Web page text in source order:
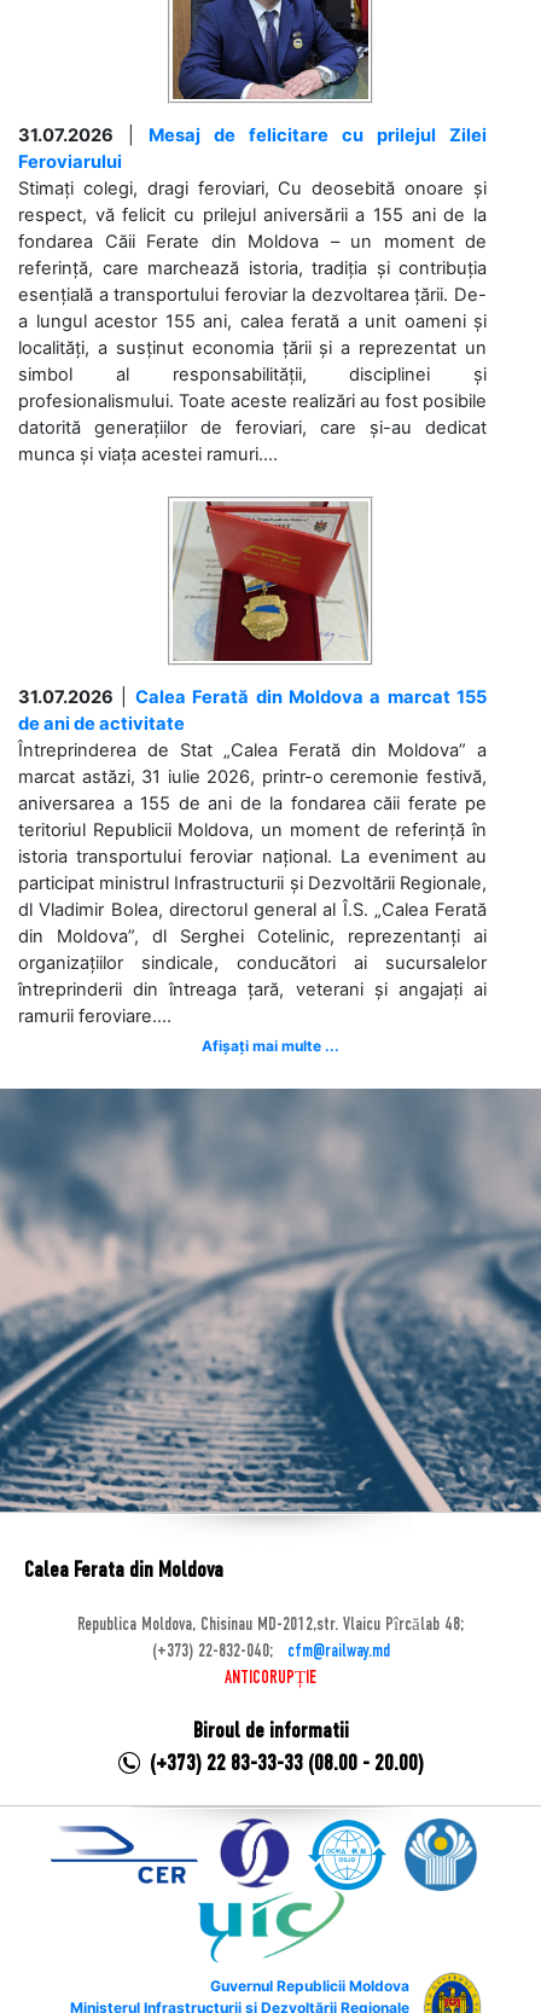
31.07.2026
Mesaj de felicitare cu prilejul Zilei
Feroviarului
Stimați colegi, dragi feroviari, Cu deosebită onoare și
respect, vă felicit cu prilejul aniversării a 155 ani de la
fondarea Căii Ferate din Moldova – un moment de
referință, care marchează istoria, tradiția și contribuția
esențială a transportului feroviar la dezvoltarea țării. De-
a lungul acestor 155 ani, calea ferată a unit oameni și
localități, a susținut economia țării și a reprezentat un
simbol al responsabilității, disciplinei și
profesionalismului. Toate aceste realizări au fost posibile
datorită generațiilor de feroviari, care și-au dedicat
munca și viața acestei ramuri....
31.07.2026
Calea Ferată din Moldova a marcat 155
de ani de activitate
Întreprinderea de Stat „Calea Ferată din Moldova” a
marcat astăzi, 31 iulie 2026, printr-o ceremonie festivă,
aniversarea a 155 de ani de la fondarea căii ferate pe
teritoriul Republicii Moldova, un moment de referință în
istoria transportului feroviar național. La eveniment au
participat ministrul Infrastructurii și Dezvoltării Regionale,
dl Vladimir Bolea, directorul general al Î.S. „Calea Ferată
din Moldova”, dl Serghei Cotelinic, reprezentanți ai
organizațiilor sindicale, conducători ai sucursalelor
întreprinderii din întreaga țară, veterani și angajați ai
ramurii feroviare....
Afișați mai multe ...
Calea Ferata din Moldova
Republica Moldova, Chisinau MD-2012,str. Vlaicu Pîrcălab 48;
(+373) 22-832-040;
cfm@railway.md
ANTICORUPȚIE
Biroul de informatii
(+373) 22 83-33-33 (08.00 - 20.00)
Guvernul Republicii Moldova
Ministerul Infrastructurii și Dezvoltării Regionale